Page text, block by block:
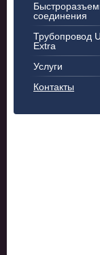
соединения
Трубопровод
Extra
Услуги
Контакты